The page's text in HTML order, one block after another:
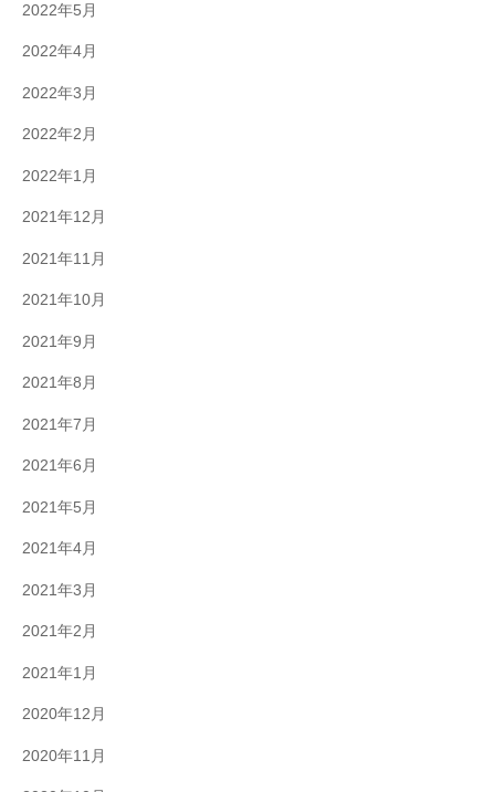
2022年5月
2022年4月
2022年3月
2022年2月
2022年1月
2021年12月
2021年11月
2021年10月
2021年9月
2021年8月
2021年7月
2021年6月
2021年5月
2021年4月
2021年3月
2021年2月
2021年1月
2020年12月
2020年11月